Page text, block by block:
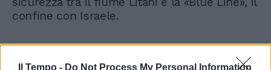
Il Tempo - Do Not Process My Personal Information
confine con Israele.